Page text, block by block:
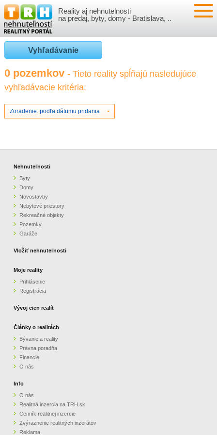
Reality aj nehnutelnosti
na predaj, byty, domy - Bratislava, ..
NEHNUTEĽNOSTI
BYTY
NOVOSTAVBY
NEBYTOVÉ PRIESTORY
GARÁŽE
VLOŽIŤ NEHNUTEĽNOSTI
PRIHLÁSENIE
REGISTRÁCIA
VÝVOJ CIEN REALÍT
ČLÁNKY O REALITÁCH
O NÁS
CENNÍK REALITNEJ INZERCIE
ZVÝRAZNENIE REALITNÝCH INZERÁTOV
PARTNERI
OBCHODNÉ PODMIENKY
KONTAKT
Vyhľadávanie
0 pozemkov - Tieto reality spĺňajú nasledujúce
vyhľadávacie kritéria:
Zoradenie: podľa dátumu pridania
Nehnuteľnosti
Byty
Domy
Novostavby
Nebytové priestory
Rekreačné objekty
Pozemky
Garáže
Vložiť nehnuteľnosti
Moje reality
Prihlásenie
Registrácia
Vývoj cien realít
Články o realitách
Bývanie a reality
Právna poradňa
Financie
O nás
Info
O nás
Realitná inzercia na TRH.sk
Cenník realitnej inzercie
Zvýraznenie realitných inzerátov
Reklama